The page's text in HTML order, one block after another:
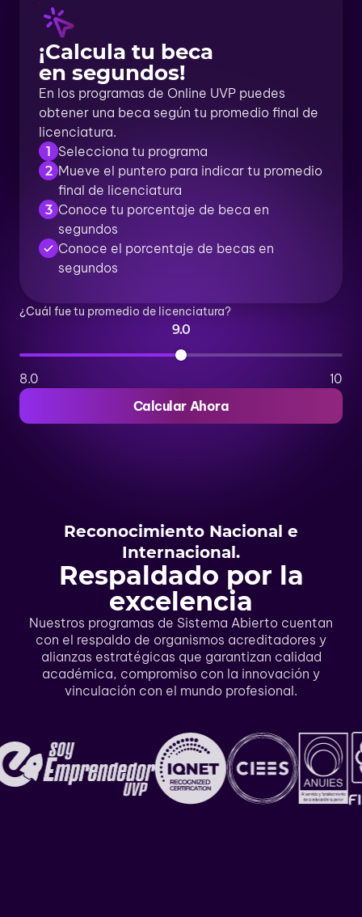
¿Cuál fue tu promedio de licenciatura?
9.0
8.0
10
Calcular Ahora
¡Calcula tu beca
en segundos!
En los programas de Online UVP puedes
obtener una beca según tu promedio final de
licenciatura.
1 Selecciona tu programa
2 Mueve el puntero para indicar tu promedio
final de licenciatura
3 Conoce tu porcentaje de beca en
segundos
Conoce el porcentaje de becas en
segundos
Reconocimiento Nacional e
Internacional.
Respaldado por la
excelencia
Nuestros programas de Sistema Abierto cuentan
con el respaldo de organismos acreditadores y
alianzas estratégicas que garantizan calidad
académica, compromiso con la innovación y
vinculación con el mundo profesional.